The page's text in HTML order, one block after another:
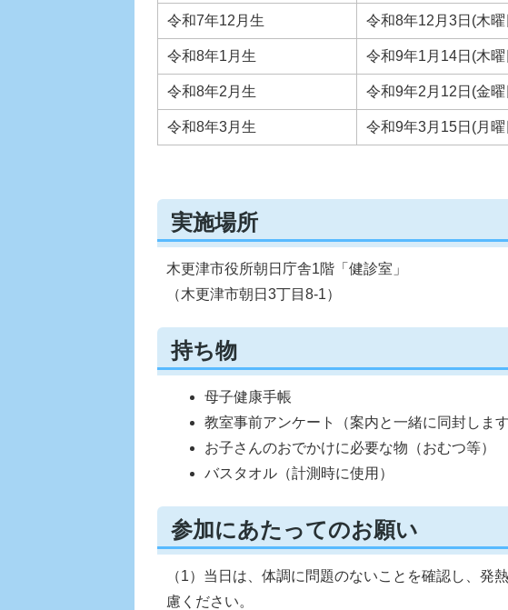
令和7年12月生 令和8年12月3日(木
令和8年1月生 令和9年1月14日(木
令和8年2月生 令和9年2月12日(金
令和8年3月生 令和9年3月15日(月
実施場所
木更津市役所朝日庁舎1階「健診室」
（木更津市朝日3丁目8-1）
持ち物
母子健康手帳
教室事前アンケート（案内と一緒に同封します
お子さんのおでかけに必要な物（おむつ等）
バスタオル（計測時に使用）
参加にあたってのお願い
（1）当日は、体調に問題のないことを確認し、発
慮ください。